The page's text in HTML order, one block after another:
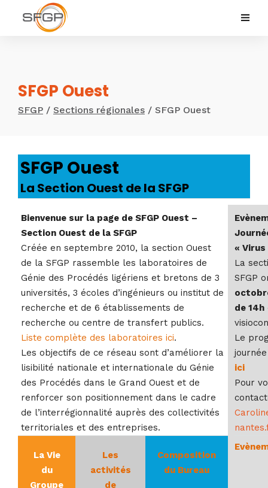
SFGP Ouest
SFGP / Sections régionales / SFGP Ouest
SFGP Ouest
La Section Ouest de la SFGP
Bienvenue sur la page de SFGP Ouest –
Section Ouest de la SFGP
Créée en septembre 2010, la section Ouest
de la SFGP rassemble les laboratoires de
Génie des Procédés ligériens et bretons de 3
universités, 3 écoles d’ingénieurs ou institut de
recherche et de 6 établissements de
recherche ou centre de transfert publics.
Liste complète des laboratoires ici.
Les objectifs de ce réseau sont d’améliorer la
lisibilité nationale et internationale du Génie
des Procédés dans le Grand Ouest et de
renforcer son positionnement dans le cadre
de l’interrégionnalité auprès des collectivités
territoriales et des entreprises.
«
La
SFGP
de 14h
Le
ici
Pour
La Vie
du
Groupe
Les
activités
de
Composition
du Bureau